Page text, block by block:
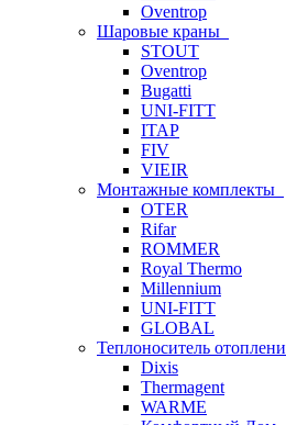
Oventrop
Шаровые краны
STOUT
Oventrop
Bugatti
UNI-FITT
ITAP
FIV
VIEIR
Монтажные комплекты
OTER
Rifar
ROMMER
Royal Thermo
Millennium
UNI-FITT
GLOBAL
Теплоноситель
Dixis
Thermagent
WARME